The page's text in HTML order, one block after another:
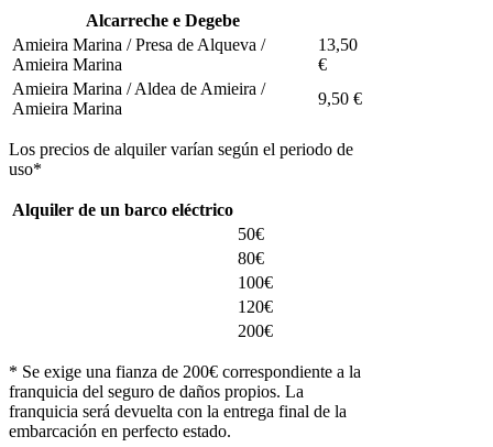
Alcarreche e Degebe
Amieira Marina / Presa de Alqueva /
Amieira Marina
13,50
€
Amieira Marina / Aldea de Amieira /
Amieira Marina
9,50 €
Los precios de alquiler varían según el periodo de
uso*
Alquiler de un barco eléctrico
50€
80€
100€
120€
200€
* Se exige una fianza de 200€ correspondiente a la
franquicia del seguro de daños propios. La
franquicia será devuelta con la entrega final de la
embarcación en perfecto estado.